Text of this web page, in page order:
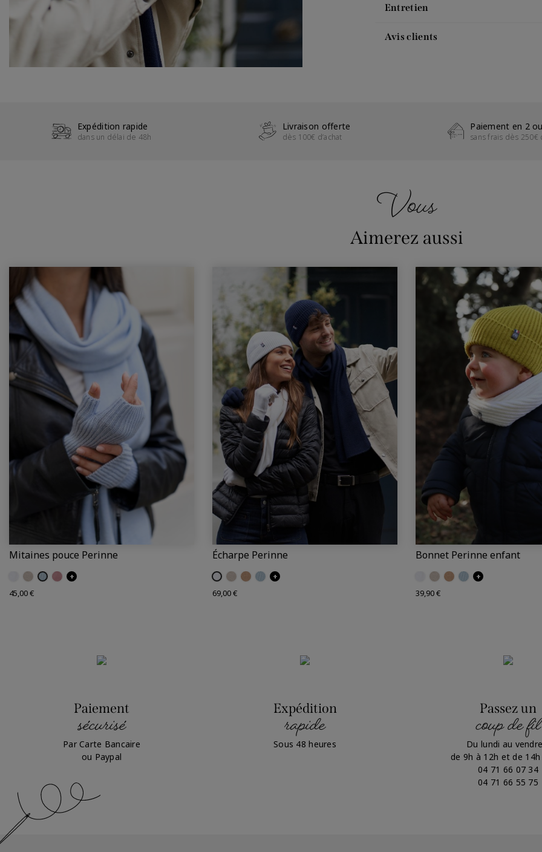
Entretien
Avis clients
Expédition rapide
dans un délai de 48h
Livraison offerte
dès 100€ d’achat
Paiement en 2
sans frais dès 250€
Vous
Aimerez aussi
Mitaines pouce Perinne
EcruCraieIceberg
Poudre
+
Prix
45,00 €
Écharpe Perinne
EcruCraieCamelIceberg
+
Prix
69,00 €
Bonnet Perinne enfant
EcruCraieCamelIceberg
+
Prix
39,90 €
Paiement
sécurisé
Par Carte Bancaire
ou Paypal
Expédition
rapide
Sous 48 heures
Passez un
coup de fil
Du lundi au
de 9h à 12h et de 14h
04 71 66 07 34
04 71 66 55 75